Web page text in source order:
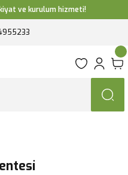
ve kurulum hizmeti!